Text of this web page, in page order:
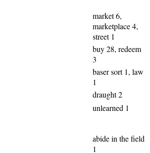
market 6,
marketplace 4,
street 1
buy 28, redeem
3
baser sort 1, law
1
draught 2
unlearned 1
abide in the field
1